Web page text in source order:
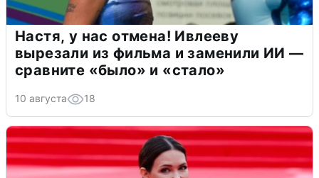
Настя, у нас отмена! Ивлееву
вырезали из фильма и заменили ИИ —
сравните «было» и «стало»
10 августа 18